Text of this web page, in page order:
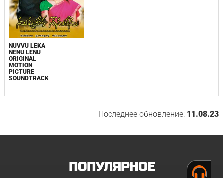
NUVVU LEKA
NENU LENU
ORIGINAL
MOTION
PICTURE
SOUNDTRACK
Последнее обновление: 11.08.23
ПОПУЛЯРНОЕ